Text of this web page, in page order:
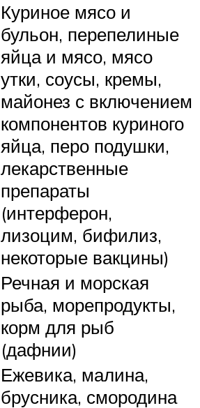
Куриное мясо и
бульон, перепелиные
яйца и мясо, мясо
утки, соусы, кремы,
майонез с включением
компонентов куриного
яйца, перо подушки,
лекарственные
препараты
(интерферон,
лизоцим, бифилиз,
некоторые вакцины)
Речная и морская
рыба, морепродукты,
корм для рыб
(дафнии)
Ежевика, малина,
брусника, смородина